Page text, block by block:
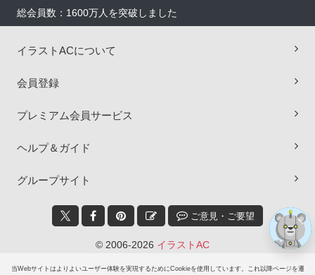
当Webサイトはよりよいユーザー体験を実現するためにCookieを使用しています。これ以降ページを遷
総会員数：1600万人を突破しました
イラストACについて
会員登録
プレミアム会員サービス
ヘルプ＆ガイド
グループサイト
ご意見・ご要望
© 2006-2026 イラストAC